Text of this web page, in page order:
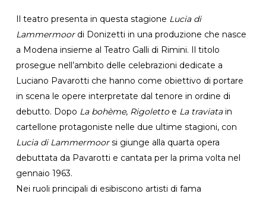
Il teatro presenta in questa stagione Lucia di
Lammermoor di Donizetti in una produzione che nasce
a Modena insieme al Teatro Galli di Rimini. Il titolo
prosegue nell’ambito delle celebrazioni dedicate a
Luciano Pavarotti che hanno come obiettivo di portare
in scena le opere interpretate dal tenore in ordine di
debutto. Dopo La bohème, Rigolettoe La traviatain
cartellone protagoniste nelle due ultime stagioni, con
Lucia di Lammermoorsi giunge alla quarta opera
debuttata da Pavarotti e cantata per la prima volta nel
gennaio 1963.
Nei ruoli principali di esibiscono artisti di fama